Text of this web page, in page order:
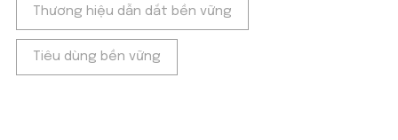
Thương hiệu dẫn dắt bền vững
Tiêu dùng bền vững